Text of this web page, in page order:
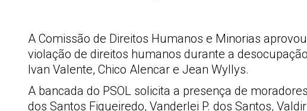
A Comissão de Direitos Humanos e Minorias
violação de direitos humanos durante a
Ivan Valente, Chico Alencar e Jean Wyllys.
A bancada do PSOL solicita a presença de
dos Santos Figueiredo, Vanderlei P. dos Santos,